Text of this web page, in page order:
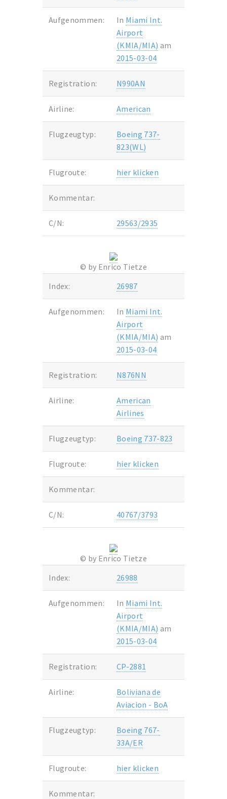
Aufgenommen: In Miami Int.
Airport
(KMIA/MIA) am
2015-03-04
Registration: N990AN
Airline: American
Flugzeugtyp:
Boeing 737-
823(WL)
Flugroute: hier klicken
Kommentar:
C/N: 29563/2935
© by Enrico Tietze
Index:
26987
Aufgenommen: In Miami Int.
Airport
(KMIA/MIA) am
2015-03-04
Registration: N876NN
Airline:
American
Airlines
Flugzeugtyp: Boeing 737-823
Flugroute: hier klicken
Kommentar:
C/N: 40767/3793
© by Enrico Tietze
Index:
26988
Aufgenommen: In Miami Int.
Airport
(KMIA/MIA) am
2015-03-04
Registration: CP-2881
Airline:
Boliviana de
Aviacion - BoA
Flugzeugtyp:
Boeing 767-
33A/ER
Flugroute: hier klicken
Kommentar: